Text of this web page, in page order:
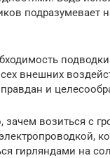
подразумевает
внешних
и
зачем возиться с
гирляндами на